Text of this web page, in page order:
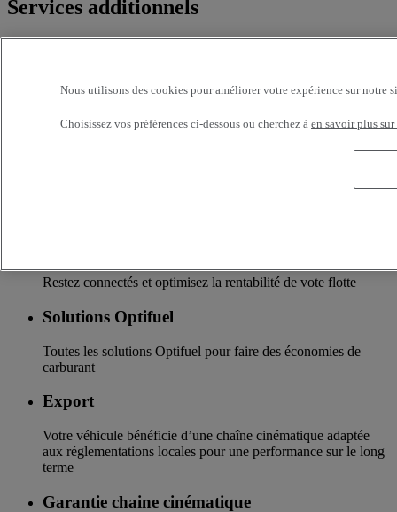
Services additionnels
mesure
Restez connectés et optimisez la rentabilité de vote flotte
Solutions Optifuel
Toutes les solutions Optifuel pour faire des économies de
carburant
Export
Votre véhicule bénéficie d’une chaîne cinématique adaptée
aux réglementations locales pour une performance sur le long
terme
Garantie chaine cinématique
Nous utilisons des cookies pour améliorer votre expérience sur notre
Choisissez vos préférences ci-dessous ou cherchez à en savoir plus